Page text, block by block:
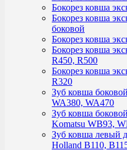
Бокорез ковша
Бокорез ковша
боковой
Бокорез ковша
Бокорез ковша
R450, R500
Бокорез ковша
R320
Зуб ковша
WA380, WA470
Зуб ковша
Komatsu WB93,
Зуб ковша левый
Holland B110,